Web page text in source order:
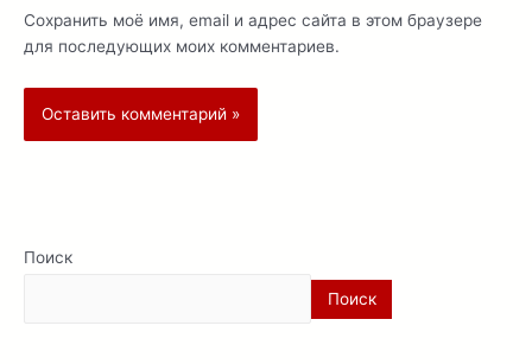
Сохранить моё имя, email и адрес сайта в этом браузере
для последующих моих комментариев.
Поиск
Поиск